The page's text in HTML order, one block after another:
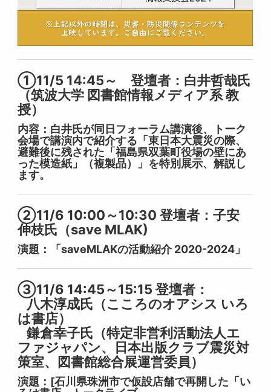
①11/5 14:45～ 登壇者：白井哲哉氏
（筑波大学 図書館情報メディア系 教
授）
内容：白井氏が同日フォーラム講演後、トーク
会場で講演内で紹介する「東日本大震災の際、
避難後に残された「福島県双葉町役場の壁にあ
った模造紙」（複製品）」を特別展示、解説し
ます。
②11/6 10:00～10:30 登壇者：子安
伸枝氏（save MLAK)
演題：「saveMLAKの活動紹介 2020-2024」
③11/6 14:45～15:15 登壇者：
八木淳成氏（こころのオアシス いろ
は書店）
鎌倉幸子氏（特定非営利活動法人エ
ファジャパン、日本出版クラブ震災対
策室、図書館総合展運営委員）
演題：[石川県珠洲市で仮設店舗で再開した「い